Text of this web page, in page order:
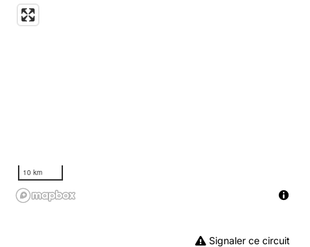
10 km
Signaler ce circuit